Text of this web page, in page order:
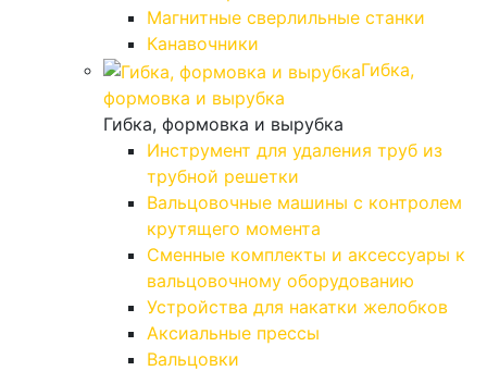
Магнитные сверлильные станки
Канавочники
Гибка,
формовка и вырубка
Гибка, формовка и вырубка
Инструмент для удаления труб из
трубной решетки
Вальцовочные машины с контролем
крутящего момента
Сменные комплекты и аксессуары к
вальцовочному оборудованию
Устройства для накатки желобков
Аксиальные прессы
Вальцовки